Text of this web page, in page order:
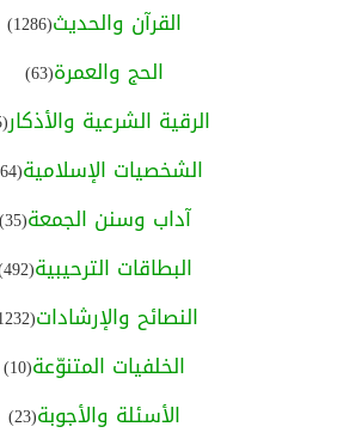
القرآن والحديث(1286)
الحج والعمرة(63)
الرقية الشرعية والأذكار(15)
الشخصيات الإسلامية(164)
آداب وسنن الجمعة(35)
البطاقات الترحيبية(492)
النصائح والإرشادات(1232)
الخلفيات المتنوّعة(10)
الأسئلة والأجوبة(23)